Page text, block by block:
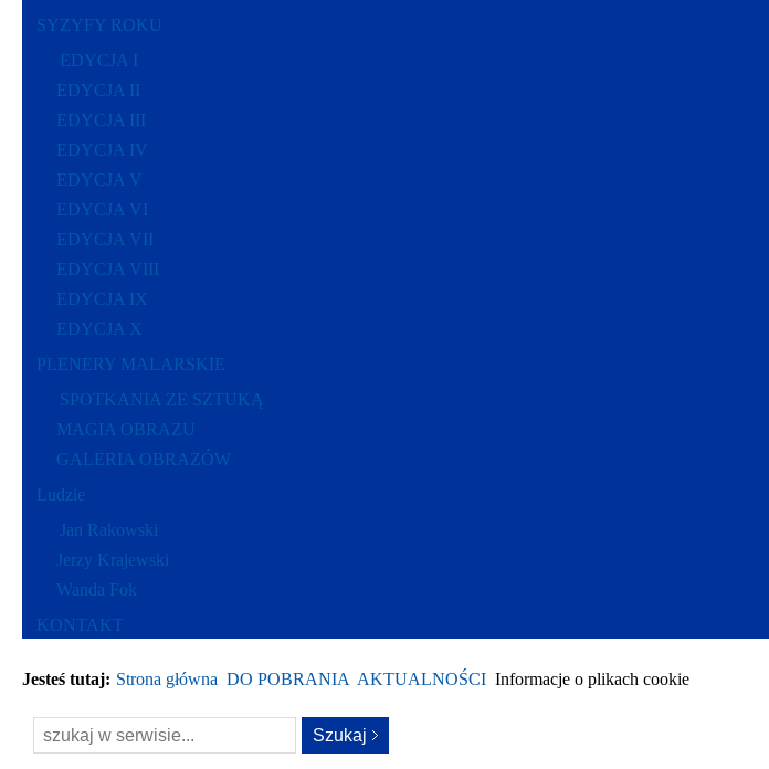
SYZYFY ROKU
EDYCJA I
EDYCJA II
EDYCJA III
EDYCJA IV
EDYCJA V
EDYCJA VI
EDYCJA VII
EDYCJA VIII
EDYCJA IX
EDYCJA X
PLENERY MALARSKIE
SPOTKANIA ZE SZTUKĄ
MAGIA OBRAZU
GALERIA OBRAZÓW
Ludzie
Jan Rakowski
Jerzy Krajewski
Wanda Fok
KONTAKT
Jesteś tutaj: Strona główna DO POBRANIA AKTUALNOŚCI Informacje o plikach cookie